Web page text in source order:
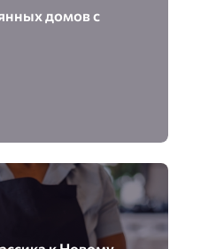
домов с